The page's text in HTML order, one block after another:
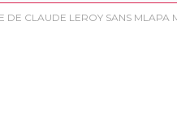
DE CLAUDE LEROY SANS MLAPA